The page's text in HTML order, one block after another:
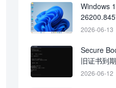
Windows
2026-06-13
Secure
旧证书到
2026-06-12